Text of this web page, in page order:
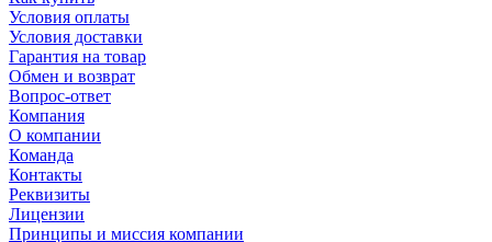
Условия оплаты
Условия доставки
Гарантия на товар
Обмен и возврат
Вопрос-ответ
Компания
О компании
Команда
Контакты
Реквизиты
Лицензии
Принципы и миссия компании